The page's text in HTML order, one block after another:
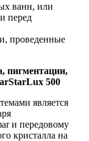
ванн, или
перед
проведенные
пигментации,
500
является
и передовому
кристалла на